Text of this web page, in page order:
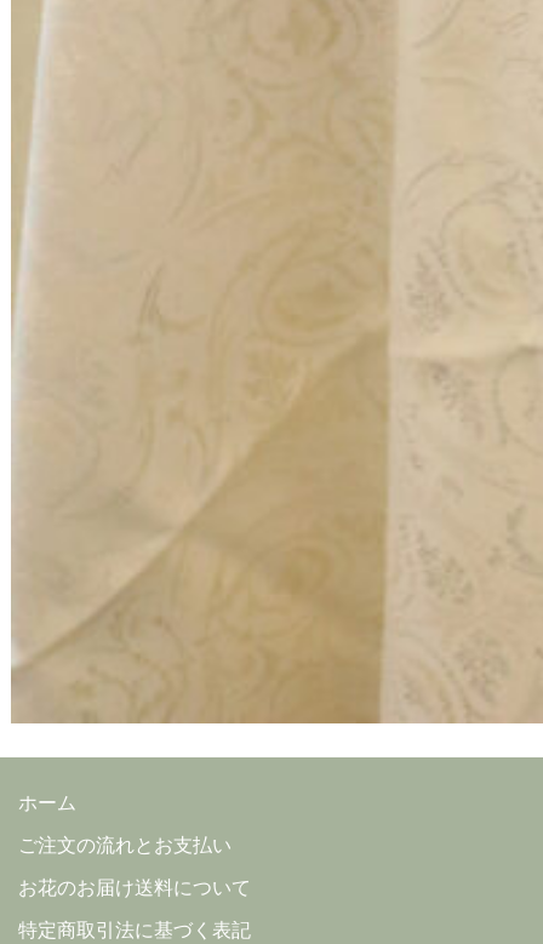
ホーム
ご注文の流れとお支払い
お花のお届け送料について
特定商取引法に基づく表記